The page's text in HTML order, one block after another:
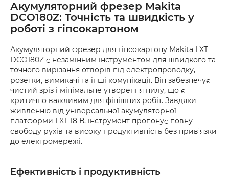
рахунок.
безпосередньо у відділенні. Якщо упаковка
або товар мають пошкодження, обов’язково
оформіть акт разом із працівником служби
доставки.
Акумуляторний фрезер Makita
DCO180Z: Точність та швидкість у
роботі з гіпсокартоном
Акумуляторний фрезер для гіпсокартону Makita LXT
DCO180Z є незамінним інструментом для швидкого та
точного вирізання отворів під електропроводку,
розетки, вимикачі та інші комунікації. Він забезпечує
чистий зріз і мінімальне утворення пилу, що є
критично важливим для фінішних робіт. Завдяки
живленню від універсальної акумуляторної
платформи LXT 18 В, інструмент пропонує повну
свободу рухів та високу продуктивність без прив'язки
до електромережі.
Ефективність і продуктивність